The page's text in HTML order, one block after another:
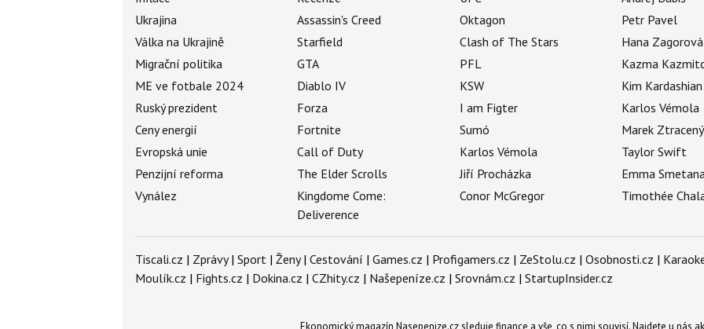
Ukrajina
Válka na Ukrajině
Migrační politika
ME ve fotbale 2024
Ruský prezident
Ceny energií
Evropská unie
Penzijní reforma
Vynález
Assassin's Creed
Starfield
GTA
Diablo IV
Forza
Fortnite
Call of Duty
The Elder Scrolls
Kingdome Come:
Deliverence
Oktagon
Clash of The Stars
PFL
KSW
I am Figter
Sumó
Karlos Vémola
Jiří Procházka
Conor McGregor
Petr Pavel
Hana Zagorová
Kazma
Kim Kardashian
Karlos Vémola
Marek Ztracený
Taylor Swift
Emma
Timothée
Tiscali.cz | Zprávy| Sport | Ženy| Cestování | Games.cz | Profigamers.cz | ZeStolu.cz | Osobnosti.cz |
Moulík.cz | Fights.cz | Dokina.cz | CZhity.cz | Našepeníze.cz | Srovnám.cz | StartupInsider.cz
Ekonomický magazín Nasepenize.cz sleduje finance a vše, co s nimi souvisí. Najdete u nás